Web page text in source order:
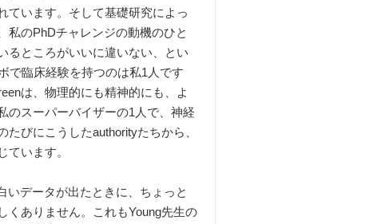
ています。そして基礎研究によっ
私のPhDチャレンジの動機のひと
るところがいいに違いない、とい
で臨床経験を持つのは私1人です
は、物理的にも精神的にも、よ
のスーパーバイザーの1人で、神経
びにこうしたauthorityたちから、
います。
データが出たときに、ちょっと
くありません。これもYoung先生の